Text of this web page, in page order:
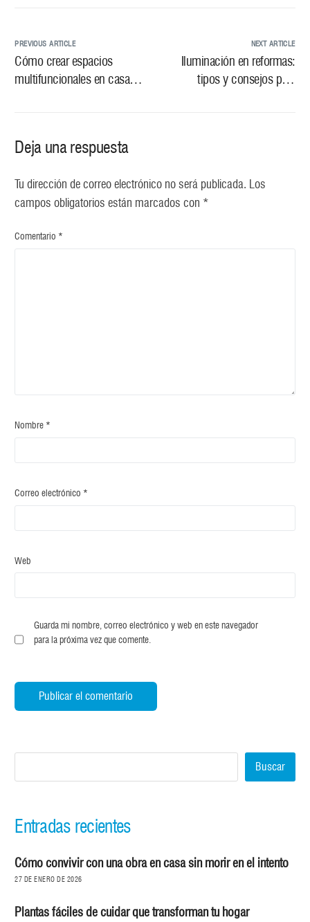
PREVIOUS ARTICLE
Cómo crear espacios
multifuncionales en casa:
NEXT ARTICLE
Iluminación en reformas:
tipos y consejos para
Deja una respuesta
Tu dirección de correo electrónico no será publicada. Los
campos obligatorios están marcados con *
Comentario *
Nombre *
Correo electrónico *
Web
Guarda mi nombre, correo electrónico y web en este navegador
para la próxima vez que comente.
Buscar
Entradas recientes
Cómo convivir con una obra en casa sin morir en el intento
27 DE ENERO DE 2026
Plantas fáciles de cuidar que transforman tu hogar